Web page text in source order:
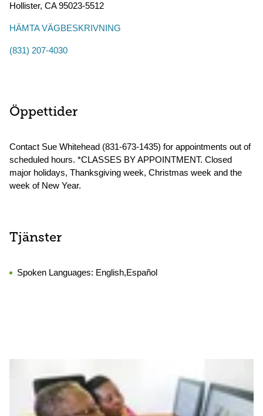
Hollister, CA95023-5512
HÄMTA VÄGBESKRIVNING
(831) 207-4030
Öppettider
Contact Sue Whitehead (831-673-1435) for appointments out of
scheduled hours. *CLASSES BY APPOINTMENT. Closed
major holidays, Thanksgiving week, Christmas week and the
week of New Year.
Tjänster
Spoken Languages: English,Español